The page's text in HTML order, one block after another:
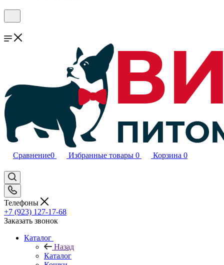
Сравнение0 Избранные товары 0 Корзина 0
Телефоны
+7 (923) 127-17-68
Заказать звонок
Каталог
Назад
Каталог